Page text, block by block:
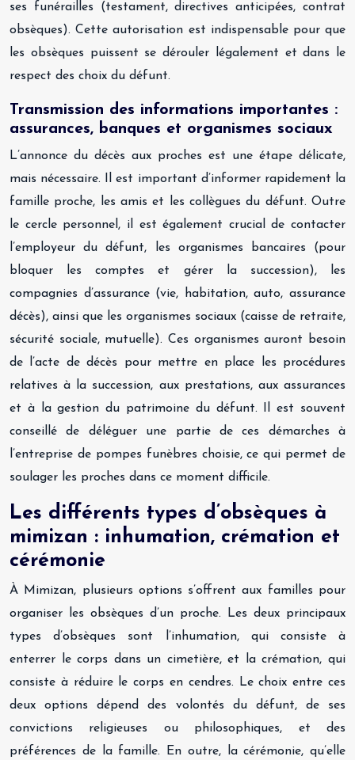
ses funérailles (testament, directives anticipées, contrat
obsèques). Cette autorisation est indispensable pour que
les obsèques puissent se dérouler légalement et dans le
respect des choix du défunt.
Transmission des informations importantes :
assurances, banques et organismes sociaux
L’annonce du décès aux proches est une étape délicate,
mais nécessaire. Il est important d’informer rapidement la
famille proche, les amis et les collègues du défunt. Outre
le cercle personnel, il est également crucial de contacter
l’employeur du défunt, les organismes bancaires (pour
bloquer les comptes et gérer la succession), les
compagnies d’assurance (vie, habitation, auto, assurance
décès), ainsi que les organismes sociaux (caisse de retraite,
sécurité sociale, mutuelle). Ces organismes auront besoin
de l’acte de décès pour mettre en place les procédures
relatives à la succession, aux prestations, aux assurances
et à la gestion du patrimoine du défunt. Il est souvent
conseillé de déléguer une partie de ces démarches à
l’entreprise de pompes funèbres choisie, ce qui permet de
soulager les proches dans ce moment difficile.
Les différents types d’obsèques à
mimizan : inhumation, crémation et
cérémonie
À Mimizan, plusieurs options s’offrent aux familles pour
organiser les obsèques d’un proche. Les deux principaux
types d’obsèques sont l’inhumation, qui consiste à
enterrer le corps dans un cimetière, et la crémation, qui
consiste à réduire le corps en cendres. Le choix entre ces
deux options dépend des volontés du défunt, de ses
convictions religieuses ou philosophiques, et des
préférences de la famille. En outre, la cérémonie, qu’elle